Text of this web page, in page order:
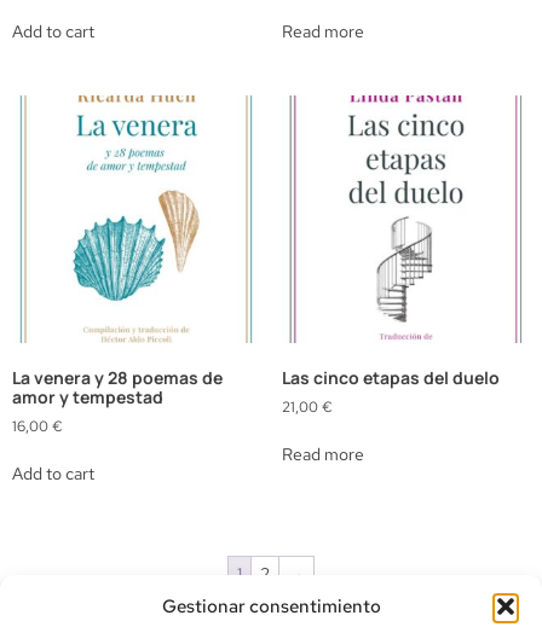
Gestionar consentimiento
Add to cart Read more
La venera y 28 poemas de
amor y tempestad
16,00€
Add to cart
Las cinco etapas del duelo
21,00€
Read more
1 2 →